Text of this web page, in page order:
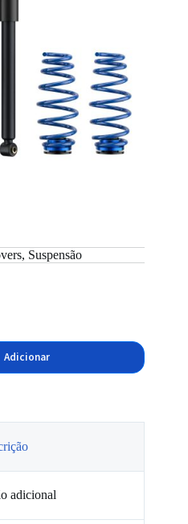
, Suspensão
Adicionar
adicional